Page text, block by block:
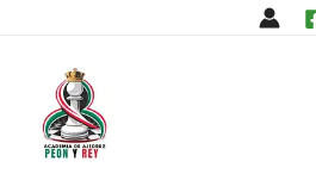
contenido